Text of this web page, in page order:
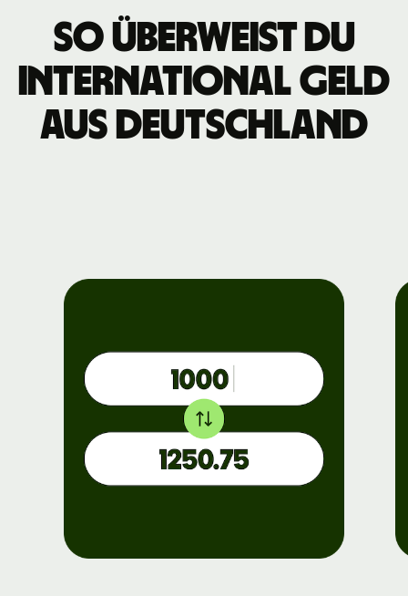
So überweist du
international Geld
aus Deutschland